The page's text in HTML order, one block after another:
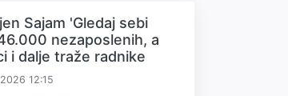
Sajam 'Gledaj sebi
nezaposlenih, a
i dalje traže radnike
12:15